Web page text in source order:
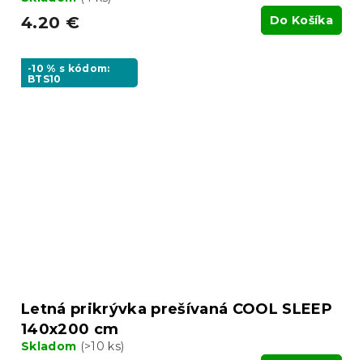
4.20 € Do Košíka
-10 % s kódom:
BTS10
Letná prikrývka prešívaná COOL SLEEP
140x200 cm
Skladom (>10 ks)